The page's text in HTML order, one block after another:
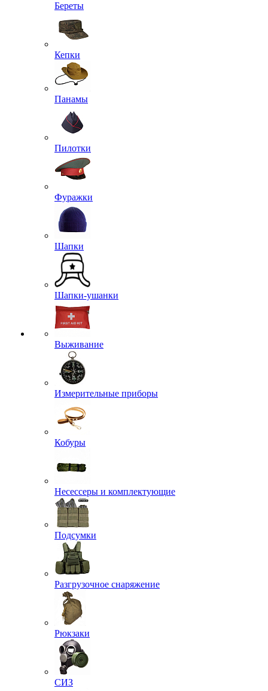
Береты
Кепки
Панамы
Пилотки
Фуражки
Шапки
Шапки-ушанки
Выживание
Измерительные приборы
Кобуры
Несессеры и комплектующие
Подсумки
Разгрузочное снаряжение
Рюкзаки
СИЗ